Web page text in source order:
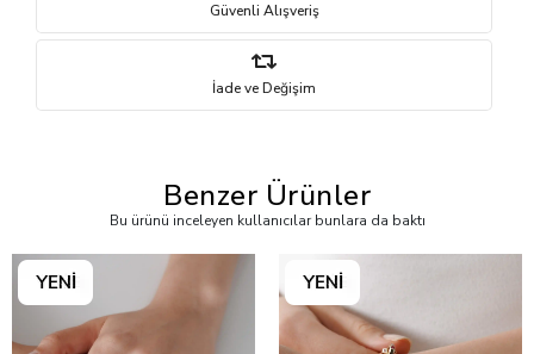
Güvenli Alışveriş
İade ve Değişim
Benzer Ürünler
Bu ürünü inceleyen kullanıcılar bunlara da baktı